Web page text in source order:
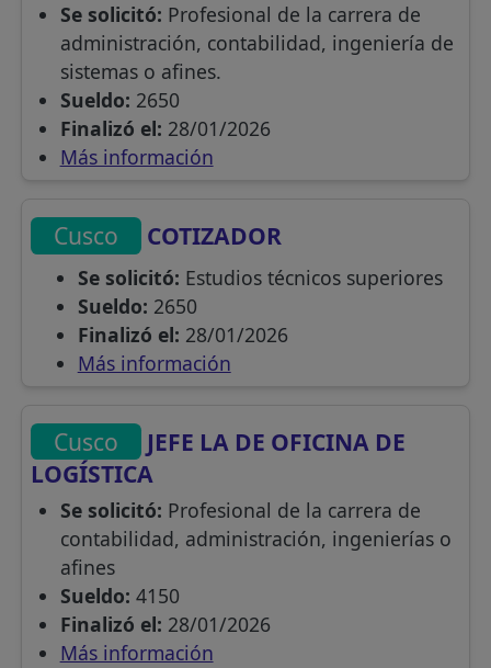
Se solicitó: Profesional de la carrera de
administración, contabilidad, ingeniería de
sistemas o afines.
Sueldo: 2650
Finalizó el: 28/01/2026
Más información
Cusco COTIZADOR
Se solicitó: Estudios técnicos superiores
Sueldo: 2650
Finalizó el: 28/01/2026
Más información
Cusco
JEFE LA DE OFICINA DE
LOGÍSTICA
Se solicitó: Profesional de la carrera de
contabilidad, administración, ingenierías o
afines
Sueldo: 4150
Finalizó el: 28/01/2026
Más información